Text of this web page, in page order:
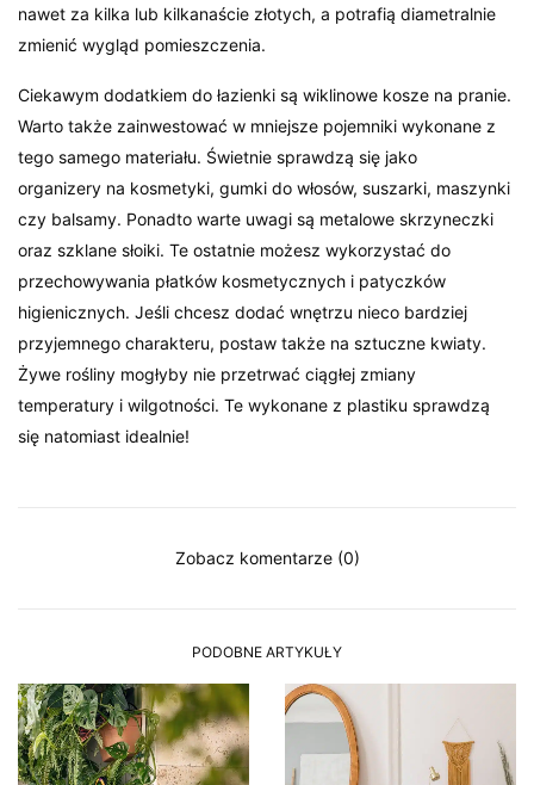
nawet za kilka lub kilkanaście złotych, a potrafią diametralnie
zmienić wygląd pomieszczenia.
Ciekawym dodatkiem do łazienki są wiklinowe kosze na pranie.
Warto także zainwestować w mniejsze pojemniki wykonane z
tego samego materiału. Świetnie sprawdzą się jako
organizery na kosmetyki, gumki do włosów, suszarki, maszynki
czy balsamy. Ponadto warte uwagi są metalowe skrzyneczki
oraz szklane słoiki. Te ostatnie możesz wykorzystać do
przechowywania płatków kosmetycznych i patyczków
higienicznych. Jeśli chcesz dodać wnętrzu nieco bardziej
przyjemnego charakteru, postaw także na sztuczne kwiaty.
Żywe rośliny mogłyby nie przetrwać ciągłej zmiany
temperatury i wilgotności. Te wykonane z plastiku sprawdzą
się natomiast idealnie!
Zobacz komentarze (0)
PODOBNE ARTYKUŁY